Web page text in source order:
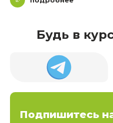
Будь в
Подпишитесь